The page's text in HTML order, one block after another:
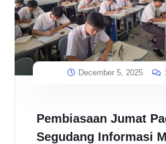
December 5, 2025
Pembiasaan Jumat
Segudang Informasi